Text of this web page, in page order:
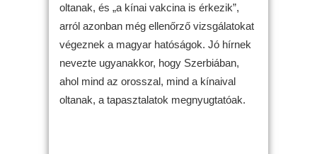
oltanak, és „a kínai vakcina is érkezik”,
arról azonban még ellenőrző vizsgálatokat
végeznek a magyar hatóságok. Jó hírnek
nevezte ugyanakkor, hogy Szerbiában,
ahol mind az orosszal, mind a kínaival
oltanak, a tapasztalatok megnyugtatóak.